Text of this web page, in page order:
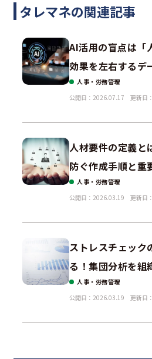
タレマネの関連記事
AI活用の盲点は「
効果を左右するデ
は？
人事・労務管理
公開日：2026.07.17
更新日
人材要件の定義と
防ぐ作成手順と重
人事・労務管理
公開日：2026.03.19
更新日
ストレスチェック
る！集団分析を組
人事・労務管理
公開日：2026.03.19
更新日